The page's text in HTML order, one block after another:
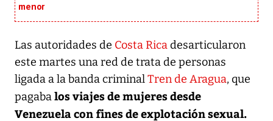
menor
Las autoridades de Costa Ricadesarticularon
este martes una red de trata de personas
ligada a la banda criminalTren de Aragua, que
pagabalos viajes de mujeres desde
Venezuela con fines de explotación sexual.